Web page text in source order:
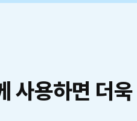
사용하면 더욱